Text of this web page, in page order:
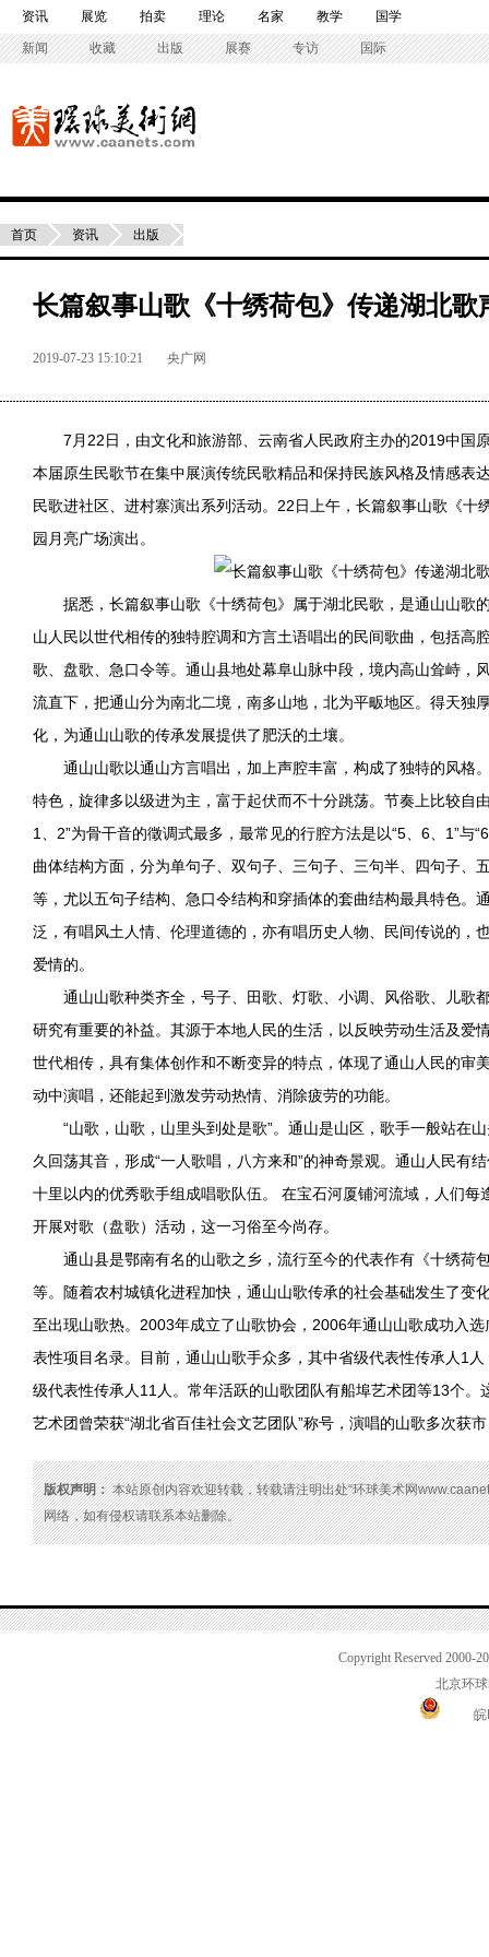
资讯 展览 拍卖 理论 名家 教学 国学
新闻 收藏 出版 展赛 专访 国际
首页 资讯 出版
长篇叙事山歌《十绣荷包》传递湖北歌
2019-07-23 15:10:21 央广网
7月22日，由文化和旅游部、云南省人民政府主办的2019中国
本届原生民歌节在集中展演传统民歌精品和保持民族风格及情感表
民歌进社区、进村寨演出系列活动。22日上午，长篇叙事山歌《十
园月亮广场演出。
据悉，长篇叙事山歌《十绣荷包》属于湖北民歌，是通山山歌
山人民以世代相传的独特腔调和方言土语唱出的民间歌曲，包括高
歌、盘歌、急口令等。通山县地处幕阜山脉中段，境内高山耸峙，
流直下，把通山分为南北二境，南多山地，北为平畈地区。得天独
化，为通山山歌的传承发展提供了肥沃的土壤。
通山山歌以通山方言唱出，加上声腔丰富，构成了独特的风格
特色，旋律多以级进为主，富于起伏而不十分跳荡。节奏上比较自
1、2”为骨干音的徵调式最多，最常见的行腔方法是以“5、6、1”与
曲体结构方面，分为单句子、双句子、三句子、三句半、四句子、
等，尤以五句子结构、急口令结构和穿插体的套曲结构最具特色。
泛，有唱风土人情、伦理道德的，亦有唱历史人物、民间传说的，
爱情的。
通山山歌种类齐全，号子、田歌、灯歌、小调、风俗歌、儿歌
研究有重要的补益。其源于本地人民的生活，以反映劳动生活及爱
世代相传，具有集体创作和不断变异的特点，体现了通山人民的审
动中演唱，还能起到激发劳动热情、消除疲劳的功能。
“山歌，山歌，山里头到处是歌”。通山是山区，歌手一般站在
久回荡其音，形成“一人歌唱，八方来和”的神奇景观。通山人民有
十里以内的优秀歌手组成唱歌队伍。 在宝石河厦铺河流域，人们每
开展对歌（盘歌）活动，这一习俗至今尚存。
通山县是鄂南有名的山歌之乡，流行至今的代表作有《十绣荷
等。随着农村城镇化进程加快，通山山歌传承的社会基础发生了变
至出现山歌热。2003年成立了山歌协会，2006年通山山歌成功入
表性项目名录。目前，通山山歌手众多，其中省级代表性传承人1
级代表性传承人11人。常年活跃的山歌团队有船埠艺术团等13个。
艺术团曾荣获“湖北省百佳社会文艺团队”称号，演唱的山歌多次
版权声明：本站原创内容欢迎转载，转载请注明出处“环球美术网
网络，如有侵权请联系本站删除。
Copyright Reserved 2000-
北京环